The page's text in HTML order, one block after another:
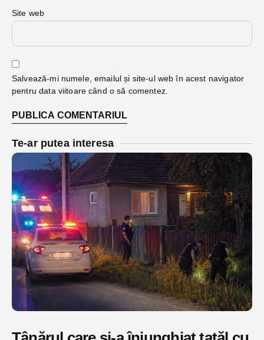
Site web
Salvează-mi numele, emailul și site-ul web în acest navigator
pentru data viitoare când o să comentez.
Te-ar putea interesa